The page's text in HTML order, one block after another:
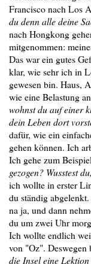
Francisco nach Los
du denn alle deine
nach Hongkong
mitgenommen:
Das war ein gutes
klar, wie sehr ich in
gewesen bin. Haus,
wie eine Belastung
wohnst du auf einer
dein Leben dort
dafür, wie ein
gehen können. Ich
Ich gehe zum
gezogen? Wusstest
ich wollte in erster
du ständig
na ja, und dann
du um zwei Uhr
Ich wollte endlich
von "Oz". Deswegen
die Insel eine